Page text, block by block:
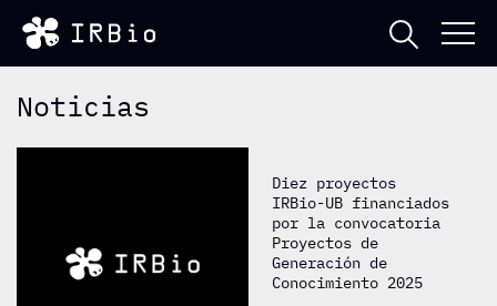
Noticias
Diez proyectos
IRBio-UB financiados
por la convocatoria
Proyectos de
Generación de
Conocimiento 2025